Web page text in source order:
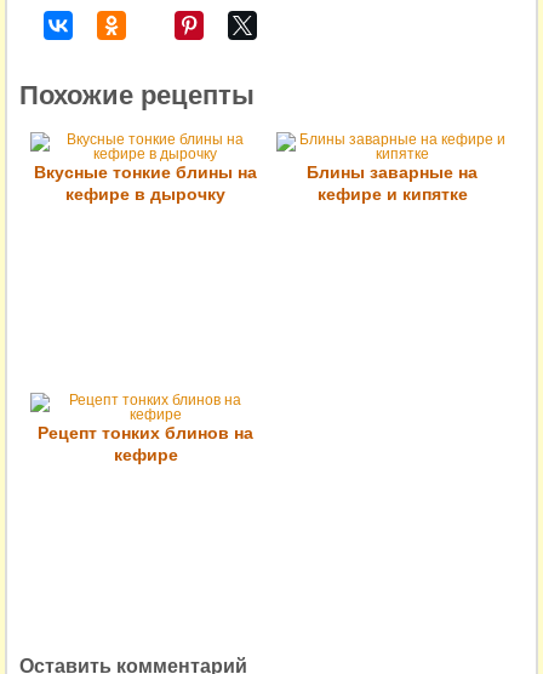
Похожие рецепты
Вкусные тонкие блины на
кефире в дырочку
Блины заварные на
кефире и кипятке
Рецепт тонких блинов на
кефире
Оставить комментарий